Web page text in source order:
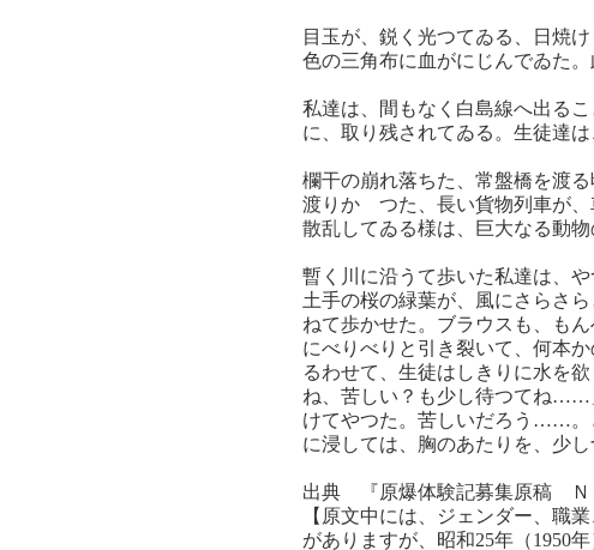
目玉が、鋭く光つてゐる、日焼
色の三角布に血がにじんでゐた
私達は、間もなく白島線へ出る
に、取り残されてゐる。生徒達
欄干の崩れ落ちた、常盤橋を渡
渡りかゝつた、長い貨物列車が
散乱してゐる様は、巨大なる動物
暫く川に沿うて歩いた私達は、
土手の桜の緑葉が、風にさらさ
ねて歩かせた。ブラウスも、も
にべりべりと引き裂いて、何本
るわせて、生徒はしきりに水を
ね、苦しい？も少し待つてね……
けてやつた。苦しいだろう……。
に浸しては、胸のあたりを、少
出典 『原爆体験記募集原稿 Ｎ
【原文中には、ジェンダー、職
がありますが、昭和25年（1950